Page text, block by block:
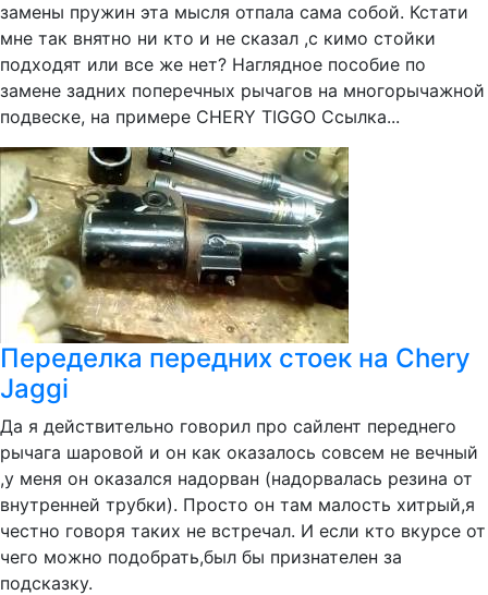
замены пружин эта мысля отпала сама собой. Кстати
мне так внятно ни кто и не сказал ,с кимо стойки
подходят или все же нет? Наглядное пособие по
замене задних поперечных рычагов на многорычажной
подвеске, на примере CHERY TIGGO Ссылка...
Переделка передних стоек на Chery
Jaggi
Да я действительно говорил про сайлент переднего
рычага шаровой и он как оказалось совсем не вечный
,у меня он оказался надорван (надорвалась резина от
внутренней трубки). Просто он там малость хитрый,я
честно говоря таких не встречал. И если кто вкурсе от
чего можно подобрать,был бы признателен за
подсказку.